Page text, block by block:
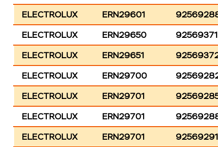
ELECTROLUX
ERN29601
ELECTROLUX
ERN29650
ELECTROLUX
ERN29651
ELECTROLUX
ERN29700
ELECTROLUX
ERN29701
ELECTROLUX
ERN29701
ELECTROLUX
ERN29701